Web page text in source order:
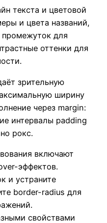
текста и цветовой
и цвета названий,
промежуток для
оттенки для
зрительную
ширину
через margin:
интервалы padding
рокс.
включают
эффектов.
и устраните
border-radius для
свойствами